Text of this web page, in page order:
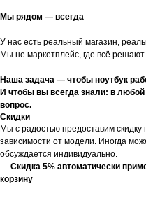
Мы рядом — всегда
У нас есть реальный магазин,
Мы не маркетплейс, где всё
Наша задача — чтобы ноутбук
И чтобы вы всегда знали: в
вопрос.
Скидки
Мы с радостью предоставим
зависимости от модели. Иногда
обсуждается индивидуально.
— Скидка 5% автоматически
корзину